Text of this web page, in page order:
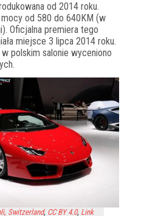
od 2014 roku.
od 580 do 640KM (w
Oficjalna premiera tego
miejsce 3 lipca 2014 roku.
polskim salonie wyceniono
Switzerland, CC BY 4.0, Link